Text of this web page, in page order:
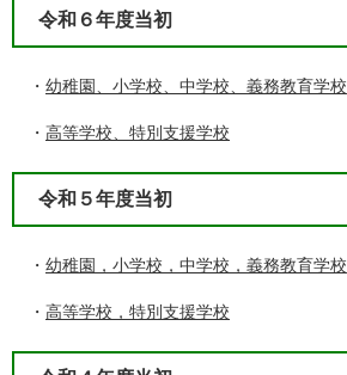
令和６年度当初
・ 幼稚園、小学校、中学校、義務教育学校
・ 高等学校、特別支援学校
令和５年度当初
・ 幼稚園，小学校，中学校，義務教育学校
・ 高等学校，特別支援学校